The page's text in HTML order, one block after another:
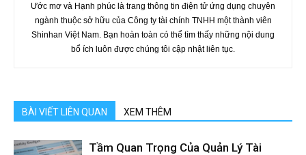
Ước mơ và Hạnh phúc là trang thông tin điện tử ứng dụng chuyên
ngành thuộc sở hữu của Công ty tài chính TNHH một thành viên
Shinhan Việt Nam. Bạn hoàn toàn có thể tìm thấy những nội dung
bổ ích luôn được chúng tôi cập nhật liên tục.
BÀI VIẾT LIÊN QUAN XEM THÊM
Tầm Quan Trọng Của Quản Lý Tài